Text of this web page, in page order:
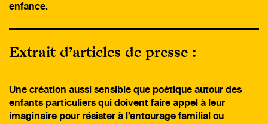
enfance.
Extrait d’articles de presse :
Une création aussi sensible que poétique autour des
enfants particuliers qui doivent faire appel à leur
imaginaire pour résister à l’entourage familial ou